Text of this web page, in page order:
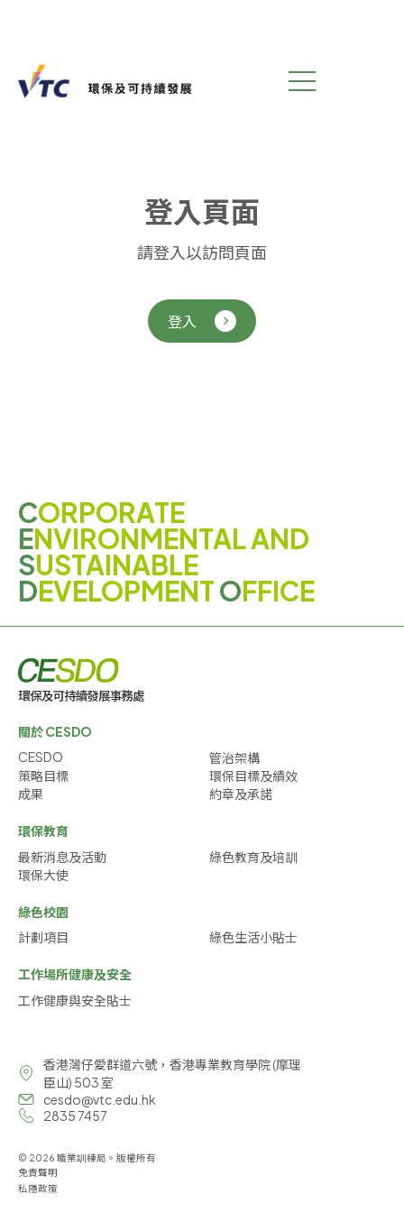
登入頁面
請登入以訪問頁面
登入
CORPORATE
ENVIRONMENTAL AND
SUSTAINABLE
DEVELOPMENTOFFICE
關於 CESDO
CESDO
管治架構
策略目標
環保目標及績效
成果
約章及承諾
環保教育
最新消息及活動
綠色教育及培訓
環保大使
綠色校園
計劃項目
綠色生活小貼士
工作場所健康及安全
工作健康與安全貼士
香港灣仔愛群道六號，香港專業教育學院 (摩理
臣山) 503 室
cesdo@vtc.edu.hk
2835 7457
© 2026 職業訓練局。版權所有
免責聲明
私隱政策